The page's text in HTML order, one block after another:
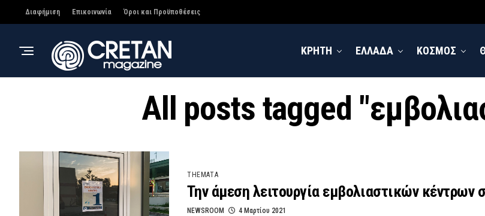
Διαφήμιση Επικοινωνία Όροι και Προϋποθέσεις
ΚΡΗΤΗ ΕΛΛΑΔΑ ΚΟΣΜΟΣ
All posts tagged
THEMATA
Την άμεση λειτουργία εμβολιαστικών κέντρων
NEWSROOM 4 Μαρτίου 2021